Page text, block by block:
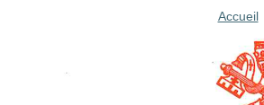
Accueil